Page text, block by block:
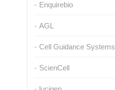
Enquirebio
AGL
Cell Guidance Systems
ScienCell